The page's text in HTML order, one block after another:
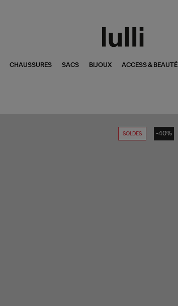
CHAUSSURES SACS BIJOUX ACCESS & BEAUTÉ
SOLDES -40%